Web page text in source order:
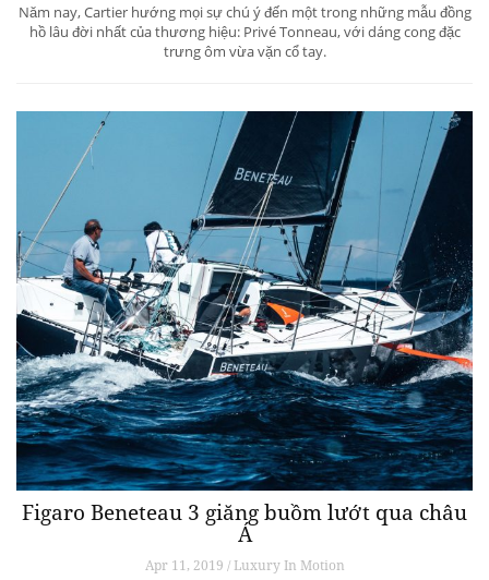
Năm nay, Cartier hướng mọi sự chú ý đến một trong những mẫu đồng
hồ lâu đời nhất của thương hiệu: Privé Tonneau, với dáng cong đặc
trưng ôm vừa vặn cổ tay.
Figaro Beneteau 3 giăng buồm lướt qua châu
Á
Apr 11, 2019 / Luxury In Motion